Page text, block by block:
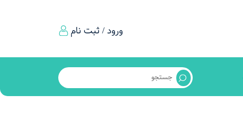
ورود / ثبت نام